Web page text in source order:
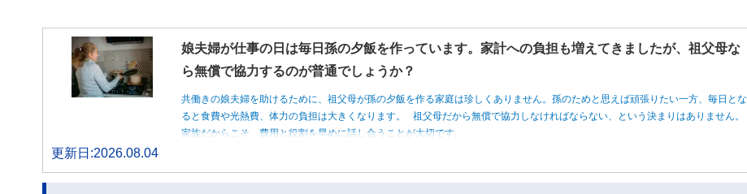
娘夫婦が仕事の日は毎日孫の夕飯を作っています。家計への負担も増えてきましたが、祖父母な
ら無償で協力するのが普通でしょうか？
共働きの娘夫婦を助けるために、祖父母が孫の夕飯を作る家庭は珍しくありません。孫のためと思えば頑張りたい一方、毎日とな
ると食費や光熱費、体力の負担は大きくなります。 祖父母だから無償で協力しなければならない、という決まりはありません。
家族だからこそ、費用と役割を早めに話し合うことが大切です。
更新日:2026.08.04